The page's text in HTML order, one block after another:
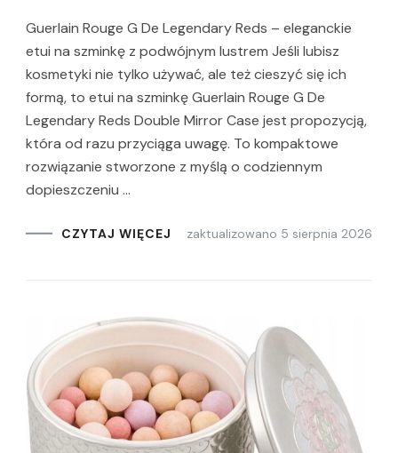
Guerlain Rouge G De Legendary Reds – eleganckie
etui na szminkę z podwójnym lustrem Jeśli lubisz
kosmetyki nie tylko używać, ale też cieszyć się ich
formą, to etui na szminkę Guerlain Rouge G De
Legendary Reds Double Mirror Case jest propozycją,
która od razu przyciąga uwagę. To kompaktowe
rozwiązanie stworzone z myślą o codziennym
dopieszczeniu …
CZYTAJ WIĘCEJ zaktualizowano 5 sierpnia 2026